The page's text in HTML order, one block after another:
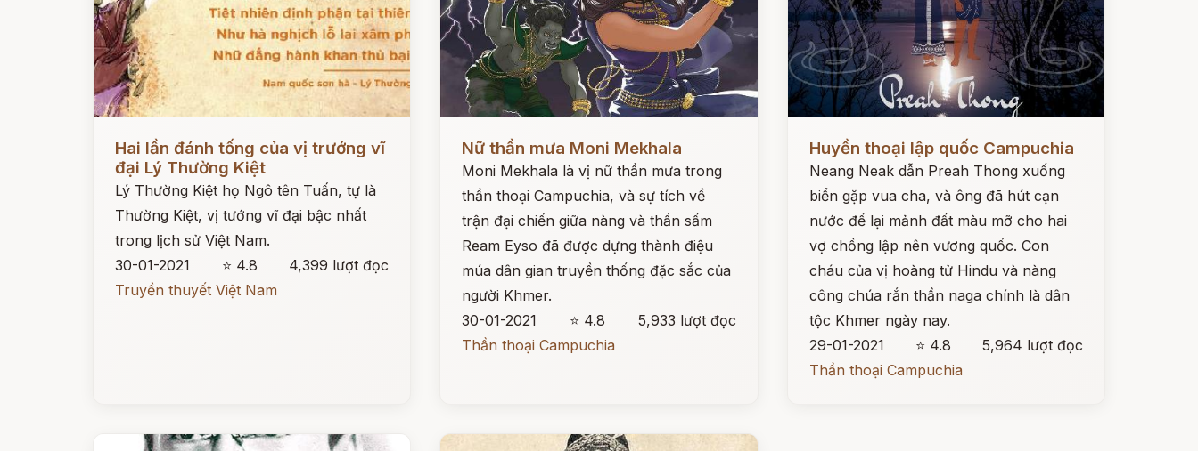
Đọc ngay
Hai lần đánh tống của vị trướng vĩ
đại Lý Thường Kiệt
Lý Thường Kiệt họ Ngô tên Tuấn, tự là
Thường Kiệt, vị tướng vĩ đại bậc nhất
trong lịch sử Việt Nam.
30-01-2021
⭐ 4.8
4,399 lượt đọc
Truyền thuyết Việt Nam
Nữ thần mưa Moni Mekhala
Moni Mekhala là vị nữ thần mưa trong
thần thoại Campuchia, và sự tích về
trận đại chiến giữa nàng và thần sấm
Ream Eyso đã được dựng thành điệu
múa dân gian truyền thống đặc sắc của
người Khmer.
30-01-2021
⭐ 4.8
5,933 lượt đọc
Thần thoại Campuchia
Đọc ngay
Huyền thoại lập quốc Campuchia
Neang Neak dẫn Preah Thong xuống
biển gặp vua cha, và ông đã hút cạn
nước để lại mảnh đất màu mỡ cho hai
vợ chồng lập nên vương quốc. Con
cháu của vị hoàng tử Hindu và nàng
công chúa rắn thần naga chính là dân
tộc Khmer ngày nay.
29-01-2021
⭐ 4.8
5,964 lượt đọc
Thần thoại Campuchia